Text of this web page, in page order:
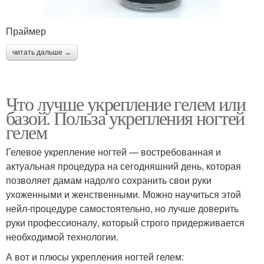
Праймер
читать дальше →
Что лучше укрепление гелем или
базой. Польза укрепления ногтей
гелем
Гелевое укрепление ногтей — востребованная и
актуальная процедура на сегодняшний день, которая
позволяет дамам надолго сохранить свои руки
ухоженными и женственными. Можно научиться этой
нейл-процедуре самостоятельно, но лучше доверить
руки профессионалу, который строго придерживается
необходимой технологии.
А вот и плюсы укрепления ногтей гелем: